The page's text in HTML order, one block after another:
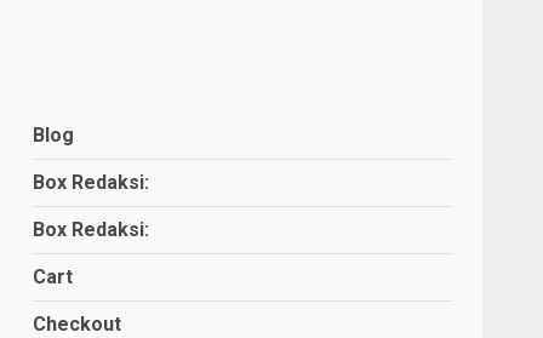
Blog
Box Redaksi:
Box Redaksi:
Cart
Checkout